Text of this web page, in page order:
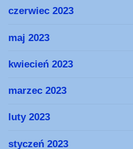
czerwiec 2023
maj 2023
kwiecień 2023
marzec 2023
luty 2023
styczeń 2023